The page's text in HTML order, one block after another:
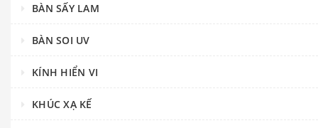
BÀN SẤY LAM
BÀN SOI UV
KÍNH HIỂN VI
KHÚC XẠ KẾ